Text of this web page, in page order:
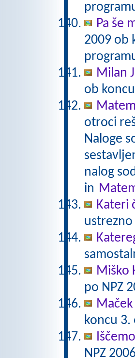
Pa še
2009 ob
Milan
ob
otroci
Naloge
nalog
in
Kateri
Miško
po NPZ
koncu
NPZ